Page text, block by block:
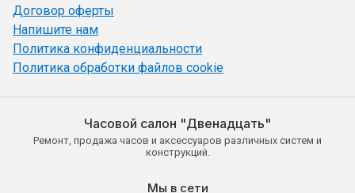
Договор оферты
Напишите нам
Политика конфиденциальности
Политика обработки файлов cookie
Часовой салон "Двенадцать"
Ремонт, продажа часов и аксессуаров различных систем и
конструкций.
Мы в сети